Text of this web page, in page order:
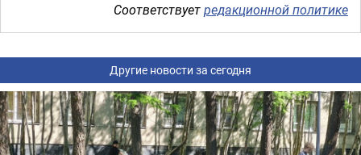
Соответствуетредакционной политике
Другие новости за сегодня